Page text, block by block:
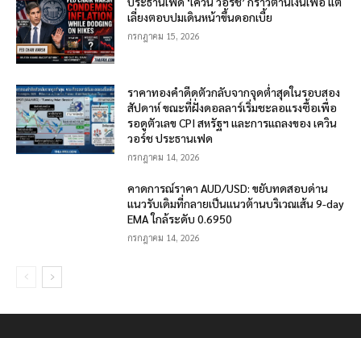
เลี่ยงตอบปมเดินหน้าขึ้นดอกเบี้ย
กรกฎาคม 15, 2026
ราคาทองคำดีดตัวกลับจากจุดต่ำสุดในรอบสอง
สัปดาห์ ขณะที่ฝั่งดอลลาร์เริ่มชะลอแรงซื้อเพื่อ
รอดูตัวเลข CPI สหรัฐฯ และการแถลงของ เควิน
วอร์ช ประธานเฟด
กรกฎาคม 14, 2026
คาดการณ์ราคา AUD/USD: ขยับทดสอบด่าน
แนวรับเดิมที่กลายเป็นแนวต้านบริเวณเส้น 9-day
EMA ใกล้ระดับ 0.6950
กรกฎาคม 14, 2026